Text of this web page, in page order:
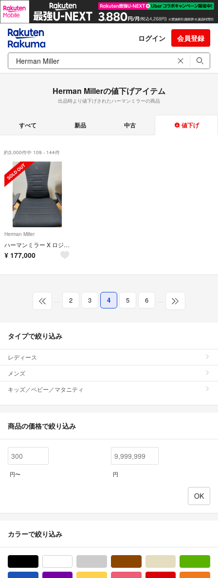
ログイン 会員登録
Herman Millerの値下げアイテム
出品時より値下げされたハーマンミラーの商品
すべて 新品 中古 値下げ
約3,000件中 109 - 144件
Herman Miller
ハーマンミラー X ロジクールG エンボディゲーミングチェア シアン
¥ 177,000
… 2 3 4 5 6 …
タイプで絞り込み
レディース
メンズ
キッズ／ベビー／マタニティ
商品の価格で絞り込み
円〜 円
カラーで絞り込み